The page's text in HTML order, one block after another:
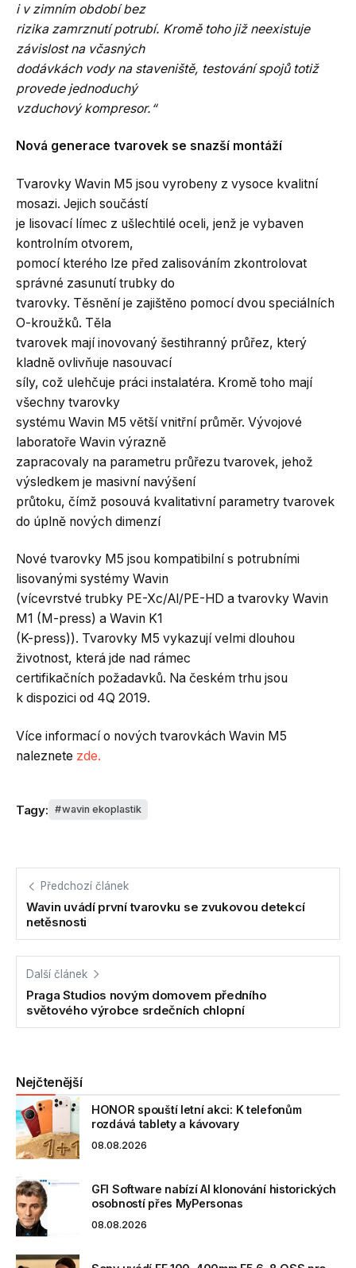
i v zimním období bez
rizika zamrznutí potrubí. Kromě toho již neexistuje
závislost na včasných
dodávkách vody na staveniště, testování spojů totiž
provede jednoduchý
vzduchový kompresor.“
Nová generace tvarovek se snazší montáží
Tvarovky Wavin M5 jsou vyrobeny z vysoce kvalitní
mosazi. Jejich součástí
je lisovací límec z ušlechtilé oceli, jenž je vybaven
kontrolním otvorem,
pomocí kterého lze před zalisováním zkontrolovat
správné zasunutí trubky do
tvarovky. Těsnění je zajištěno pomocí dvou speciálních
O-kroužků. Těla
tvarovek mají inovovaný šestihranný průřez, který
kladně ovlivňuje nasouvací
síly, což ulehčuje práci instalatéra. Kromě toho mají
všechny tvarovky
systému Wavin M5 větší vnitřní průměr. Vývojové
laboratoře Wavin výrazně
zapracovaly na parametru průřezu tvarovek, jehož
výsledkem je masivní navýšení
průtoku, čímž posouvá kvalitativní parametry tvarovek
do úplně nových dimenzí
Nové tvarovky M5 jsou kompatibilní s potrubními
lisovanými systémy Wavin
(vícevrstvé trubky PE-Xc/Al/PE-HD a tvarovky Wavin
M1 (M-press) a Wavin K1
(K-press)). Tvarovky M5 vykazují velmi dlouhou
životnost, která jde nad rámec
certifikačních požadavků. Na českém trhu jsou
k dispozici od 4Q 2019.
Více informací o nových tvarovkách Wavin M5
naleznete zde.
Tagy: wavin ekoplastik
Předchozí článek
Wavin uvádí první tvarovku se zvukovou detekcí
netěsnosti
Další článek
Praga Studios novým domovem předního
světového výrobce srdečních chlopní
Nejčtenější
HONOR spouští letní akci: K telefonům
rozdává tablety a kávovary
08.08.2026
GFI Software nabízí AI klonování historických
osobností přes MyPersonas
08.08.2026